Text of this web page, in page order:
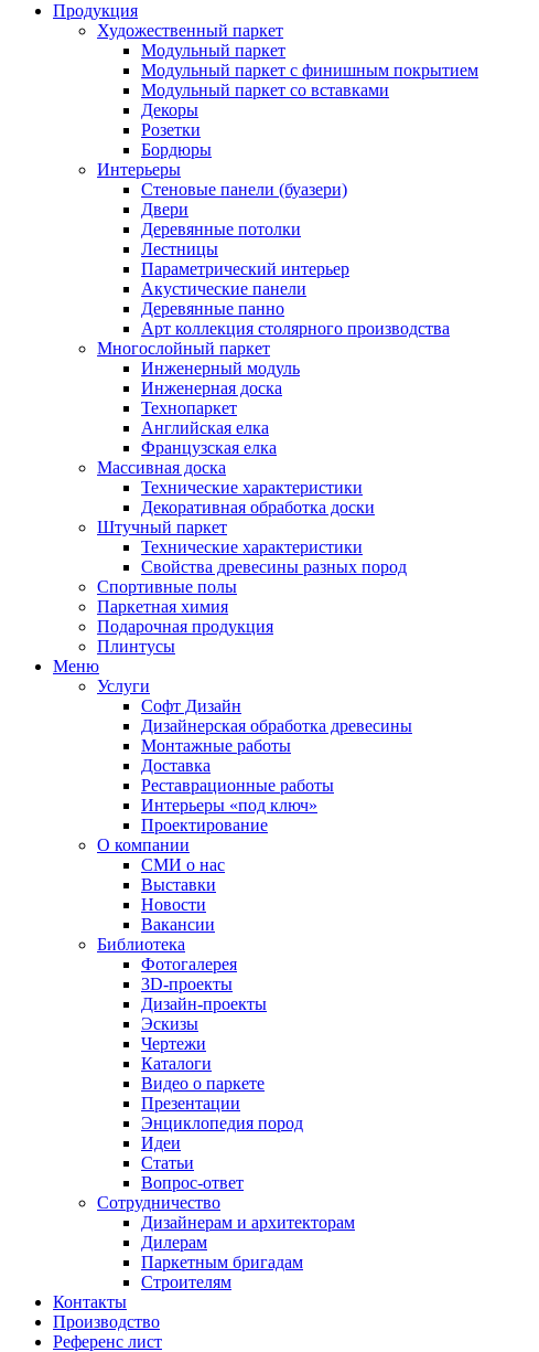
Продукция
Художественный паркет
Модульный паркет
Модульный паркет с финишным покрытием
Модульный паркет со вставками
Декоры
Розетки
Бордюры
Интерьеры
Стеновые панели (буазери)
Двери
Деревянные потолки
Лестницы
Параметрический интерьер
Акустические панели
Деревянные панно
Арт коллекция столярного производства
Многослойный паркет
Инженерный модуль
Инженерная доска
Технопаркет
Английская елка
Французская елка
Массивная доска
Технические характеристики
Декоративная обработка доски
Штучный паркет
Технические характеристики
Свойства древесины разных пород
Спортивные полы
Паркетная химия
Подарочная продукция
Плинтусы
Меню
Услуги
Софт Дизайн
Дизайнерская обработка древесины
Монтажные работы
Доставка
Реставрационные работы
Интерьеры «под ключ»
Проектирование
О компании
СМИ о нас
Выставки
Новости
Вакансии
Библиотека
Фотогалерея
3D-проекты
Дизайн-проекты
Эскизы
Чертежи
Каталоги
Видео о паркете
Презентации
Энциклопедия пород
Идеи
Статьи
Вопрос-ответ
Сотрудничество
Дизайнерам и архитекторам
Дилерам
Паркетным бригадам
Строителям
Контакты
Производство
Референс лист